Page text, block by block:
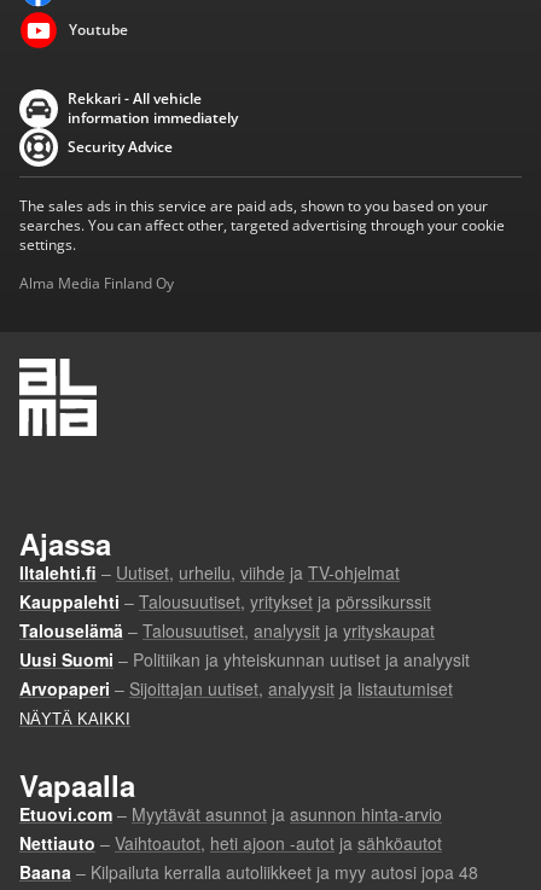
Youtube
Rekkari - All vehicle
information immediately
Security Advice
The sales ads in this service are paid ads, shown to you based on your
searches. You can affect other, targeted advertising through your cookie
settings.
Alma Media Finland Oy